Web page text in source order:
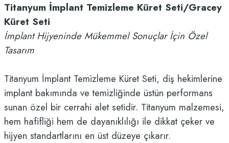
Titanyum İmplant Temizleme Küret Seti/Gracey
Küret Seti
İmplant Hijyeninde Mükemmel Sonuçlar İçin Özel
Tasarım
Titanyum İmplant Temizleme Küret Seti, diş hekimlerine
implant bakımında ve temizliğinde üstün performans
sunan özel bir cerrahi alet setidir. Titanyum malzemesi,
hem hafifliği hem de dayanıklılığı ile dikkat çeker ve
hijyen standartlarını en üst düzeye çıkarır.